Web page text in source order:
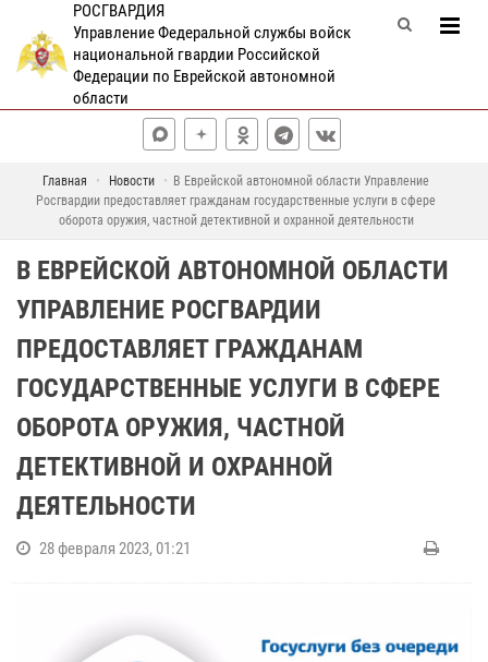
РОСГВАРДИЯ
Управление Федеральной службы войск
национальной гвардии Российской
Федерации по Еврейской автономной
области
Главная Новости
В Еврейской автономной области Управление
Росгвардии предоставляет гражданам государственные услуги в сфере
оборота оружия, частной детективной и охранной деятельности
В ЕВРЕЙСКОЙ АВТОНОМНОЙ ОБЛАСТИ
УПРАВЛЕНИЕ РОСГВАРДИИ
ПРЕДОСТАВЛЯЕТ ГРАЖДАНАМ
ГОСУДАРСТВЕННЫЕ УСЛУГИ В СФЕРЕ
ОБОРОТА ОРУЖИЯ, ЧАСТНОЙ
ДЕТЕКТИВНОЙ И ОХРАННОЙ
ДЕЯТЕЛЬНОСТИ
28 февраля 2023, 01:21